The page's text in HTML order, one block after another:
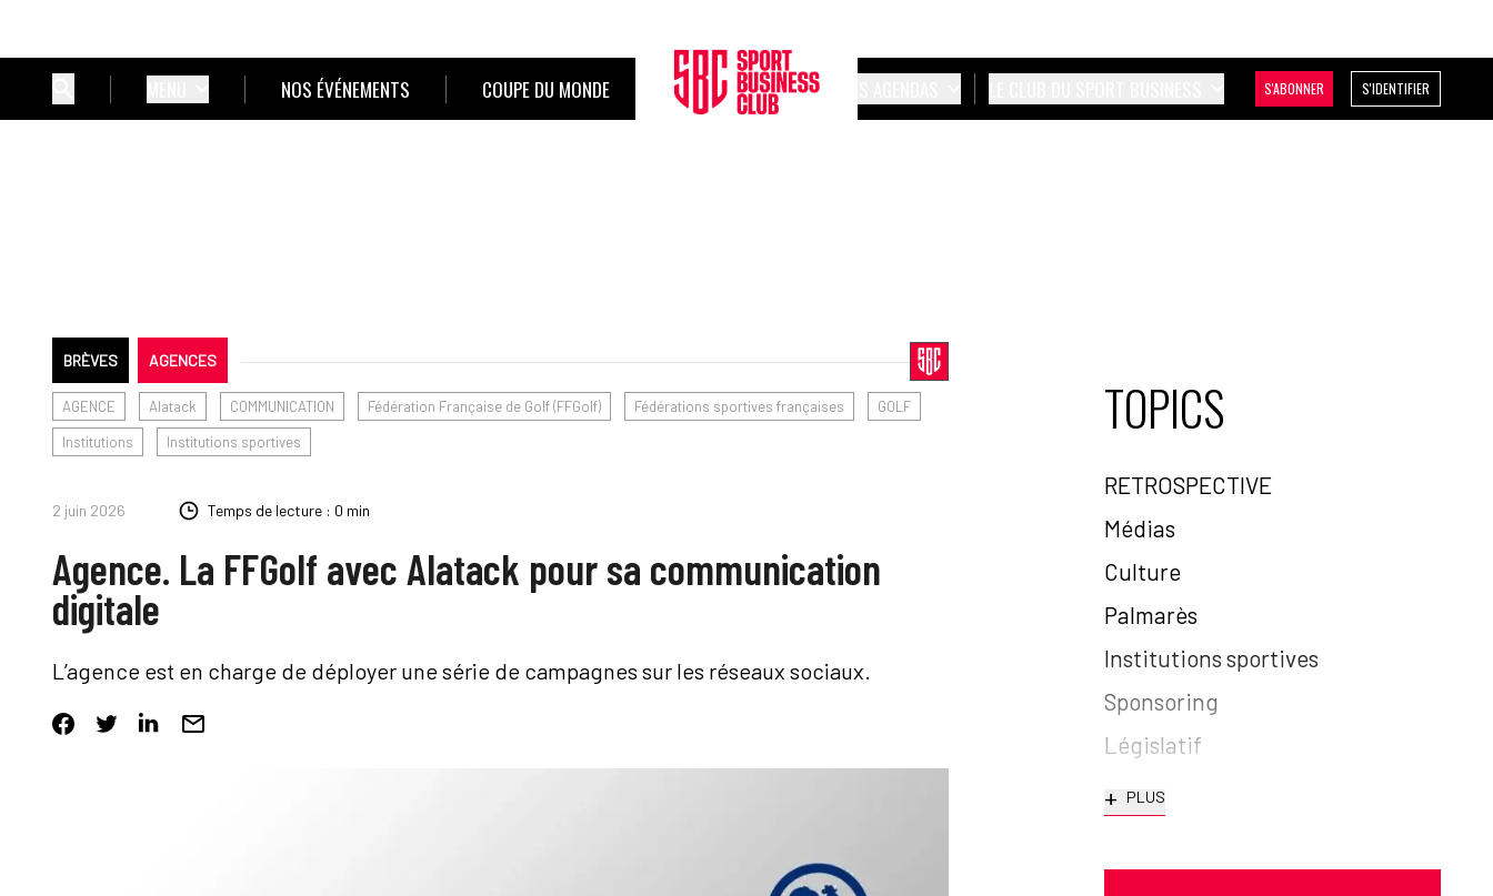
NOS ÉVÉNEMENTS COUPE DU MONDE S'ABONNER S'IDENTIFIER
BRÈVES AGENCES
AGENCE Alatack COMMUNICATION Fédération Française de Golf (FFGolf) Fédérations sportives françaises
GOLF
Institutions
Institutions sportives
2 juin 2026 Temps de lecture : 0 min
Agence. La FFGolf avec Alatack pour sa communication
digitale
L’agence est en charge de déployer une série de campagnes sur les réseaux sociaux.
TOPICS
RETROSPECTIVE
Médias
Culture
Palmarès
Institutions sportives
Sponsoring
Législatif
+ PLUS